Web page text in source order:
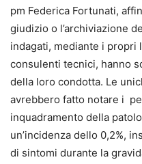
pm Federica Fortunati,
giudizio o l’archiviazione
indagati, mediante i propri
consulenti tecnici, hanno
della loro condotta. Le
avrebbero fatto notare i
inquadramento della
un’incidenza dello 0,2%,
di sintomi durante la